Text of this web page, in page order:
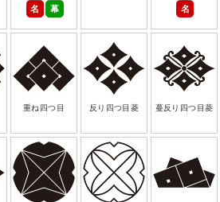
名 幕 名
重ね四つ目 反り四つ目菱 蔓反り四つ目菱